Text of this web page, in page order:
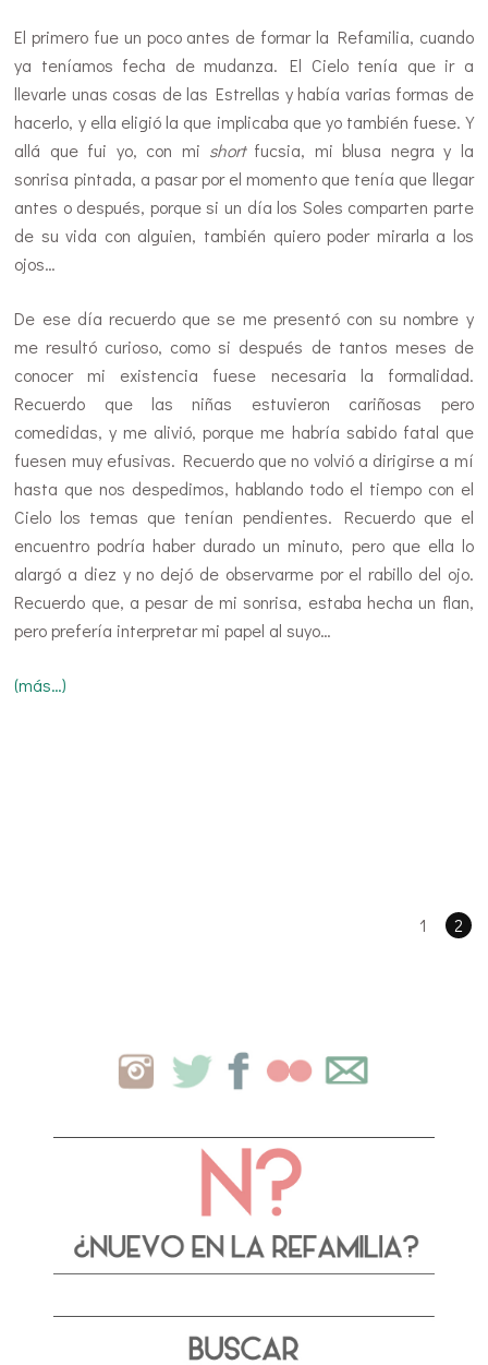
El primero fue un poco antes de formar la Refamilia, cuando
ya teníamos fecha de mudanza. El Cielo tenía que ir a
llevarle unas cosas de las Estrellas y había varias formas de
hacerlo, y ella eligió la que implicaba que yo también fuese. Y
allá que fui yo, con mi short fucsia, mi blusa negra y la
sonrisa pintada, a pasar por el momento que tenía que llegar
antes o después, porque si un día los Soles comparten parte
de su vida con alguien, también quiero poder mirarla a los
ojos…
De ese día recuerdo que se me presentó con su nombre y
me resultó curioso, como si después de tantos meses de
conocer mi existencia fuese necesaria la formalidad.
Recuerdo que las niñas estuvieron cariñosas pero
comedidas, y me alivió, porque me habría sabido fatal que
fuesen muy efusivas. Recuerdo que no volvió a dirigirse a mí
hasta que nos despedimos, hablando todo el tiempo con el
Cielo los temas que tenían pendientes. Recuerdo que el
encuentro podría haber durado un minuto, pero que ella lo
alargó a diez y no dejó de observarme por el rabillo del ojo.
Recuerdo que, a pesar de mi sonrisa, estaba hecha un flan,
pero prefería interpretar mi papel al suyo…
(más…)
1 2